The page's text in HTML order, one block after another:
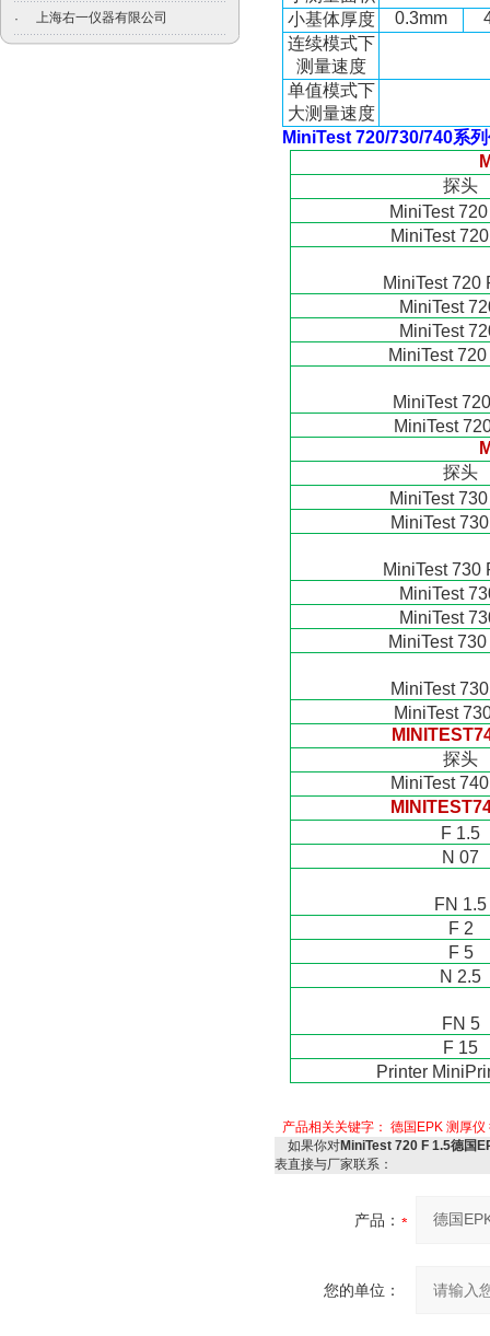
· 上海右一仪器有限公司
小基体厚度
0.3mm
连续模式下
测量速度
单值模式下
大测量速度
MiniTest 720/730/740系
探头
MiniTest
MiniTest
MiniTest 720
MiniTest
MiniTest
MiniTest
MiniTest
MiniTest
探头
MiniTest
MiniTest
MiniTest 730
MiniTest
MiniTest
MiniTest
MiniTest
MiniTest
探头
MiniTest
F 1.5
N 07
FN 1.5
F 2
F 5
N 2.5
FN 5
F 15
Printer
产品相关关键字： 德国EPK 测厚仪
如果你对MiniTest 720 F 1.5德国
表直接与厂家联系：
产品：
您的单位：